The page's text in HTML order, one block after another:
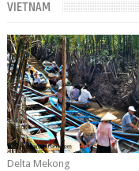
VIETNAM
Delta Mekong